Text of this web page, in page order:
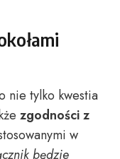
nie tylko kwestia
zgodności z
w
będzie